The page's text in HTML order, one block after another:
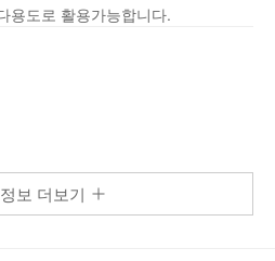
용도로 활용가능합니다.
보 더보기